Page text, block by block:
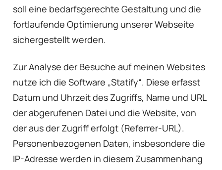
soll eine bedarfsgerechte Gestaltung und die
fortlaufende Optimierung unserer Webseite
sichergestellt werden.
Zur Analyse der Besuche auf meinen Websites
nutze ich die Software „Statify“. Diese erfasst
Datum und Uhrzeit des Zugriffs, Name und URL
der abgerufenen Datei und die Website, von
der aus der Zugriff erfolgt (Referrer-URL).
Personenbezogenen Daten, insbesondere die
IP-Adresse werden in diesem Zusammenhang